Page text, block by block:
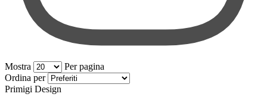
Mostra
Per pagina
per pagina
Ordina per
Primigi Design